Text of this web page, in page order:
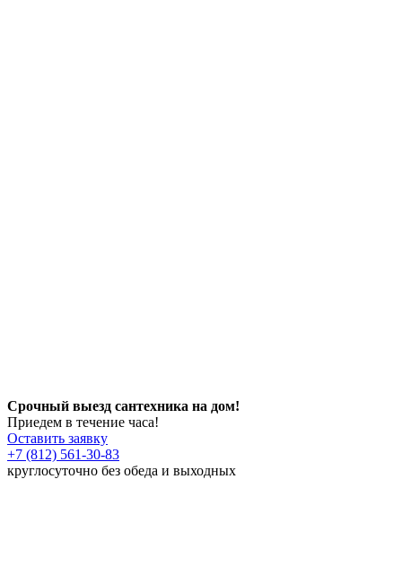
Срочный выезд сантехника на дом!
Приедем в течение часа!
Оставить заявку
+7 (812) 561-30-83
круглосуточно без обеда и выходных